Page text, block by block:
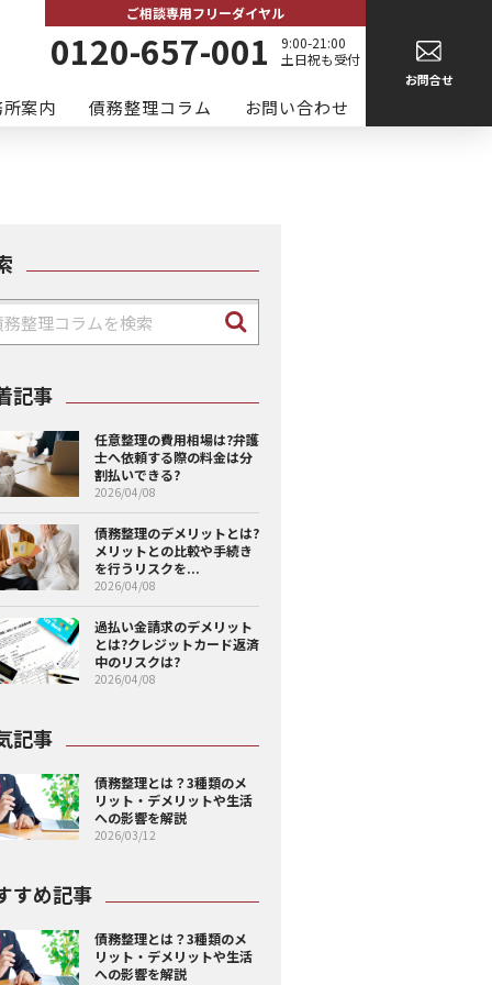
ご相談専用フリーダイヤル
0120-657-001
9:00-21:00
土日祝も受付
案内 債務整理コラム お問い合わせ
お問合せ
記事
任意整理の費用相場は?弁護
士へ依頼する際の料金は分
割払いできる?
2026/04/08
債務整理のデメリットとは?
メリットとの比較や手続き
を行うリスクを...
2026/04/08
過払い金請求のデメリット
とは?クレジットカード返済
中のリスクは?
2026/04/08
記事
債務整理とは？3種類のメ
リット・デメリットや生活
への影響を解説
2026/03/12
すめ記事
債務整理とは？3種類のメ
リット・デメリットや生活
への影響を解説